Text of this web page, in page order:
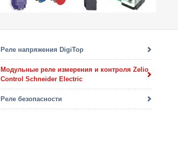
Реле напряжения DigiTop
Модульные реле измерения и контроля Zelio
Control Schneider Electric
Реле безопасности